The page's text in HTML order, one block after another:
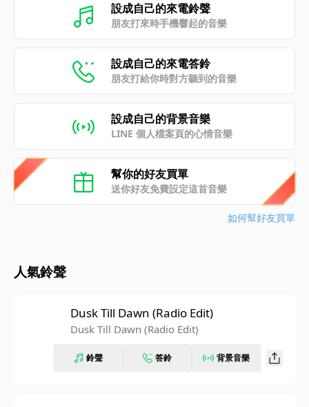
設成自己的來電鈴聲
朋友打來時手機響起的音樂
設成自己的來電答鈴
朋友打給你時對方聽到的音樂
設成自己的背景音樂
LINE 個人檔案頁的心情音樂
幫你的好友買單
送你好友免費設定這首音樂
如何幫好友買單
人氣鈴聲
Dusk Till Dawn (Radio Edit)
Dusk Till Dawn (Radio Edit)
鈴聲 答鈴 背景音樂